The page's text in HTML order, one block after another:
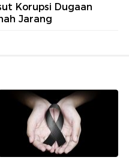
Korupsi Dugaan
Jarang